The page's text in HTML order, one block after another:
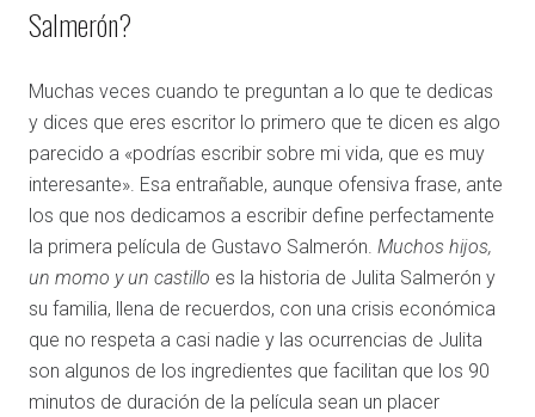
Salmerón?
Muchas veces cuando te preguntan a lo que te dedicas
y dices que eres escritor lo primero que te dicen es algo
parecido a «podrías escribir sobre mi vida, que es muy
interesante». Esa entrañable, aunque ofensiva frase, ante
los que nos dedicamos a escribir define perfectamente
la primera película de Gustavo Salmerón. Muchos hijos,
un momo y un castillo es la historia de Julita Salmerón y
su familia, llena de recuerdos, con una crisis económica
que no respeta a casi nadie y las ocurrencias de Julita
son algunos de los ingredientes que facilitan que los 90
minutos de duración de la película sean un placer